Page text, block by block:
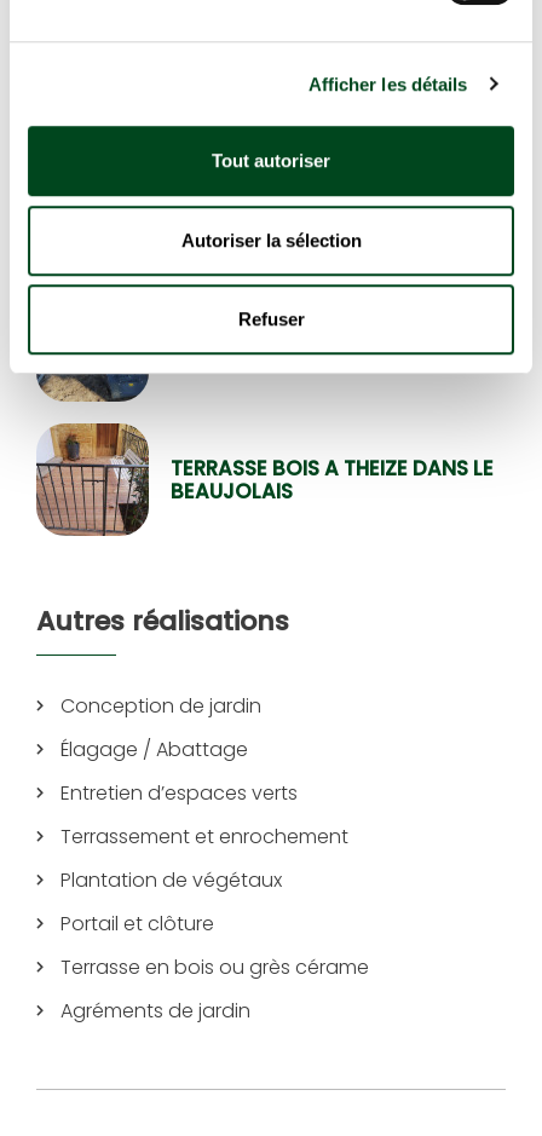
Afficher les détails
Tout autoriser
Autoriser la sélection
Refuser
Plantation de végétaux
ENGAZONNEMENT ET CRÉATION À
POMMIERS
ENGAZONNEMENT ET POSE DE
BORDURES ACIER À MORANCÉ
TERRASSE BOIS A THEIZE DANS LE
BEAUJOLAIS
Autres réalisations
Conception de jardin
Élagage / Abattage
Entretien d’espaces verts
Terrassement et enrochement
Plantation de végétaux
Portail et clôture
Terrasse en bois ou grès cérame
Agréments de jardin